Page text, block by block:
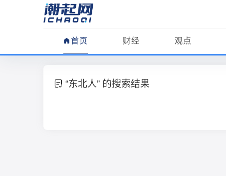
首页 财经 观点
“东北人” 的搜索结果